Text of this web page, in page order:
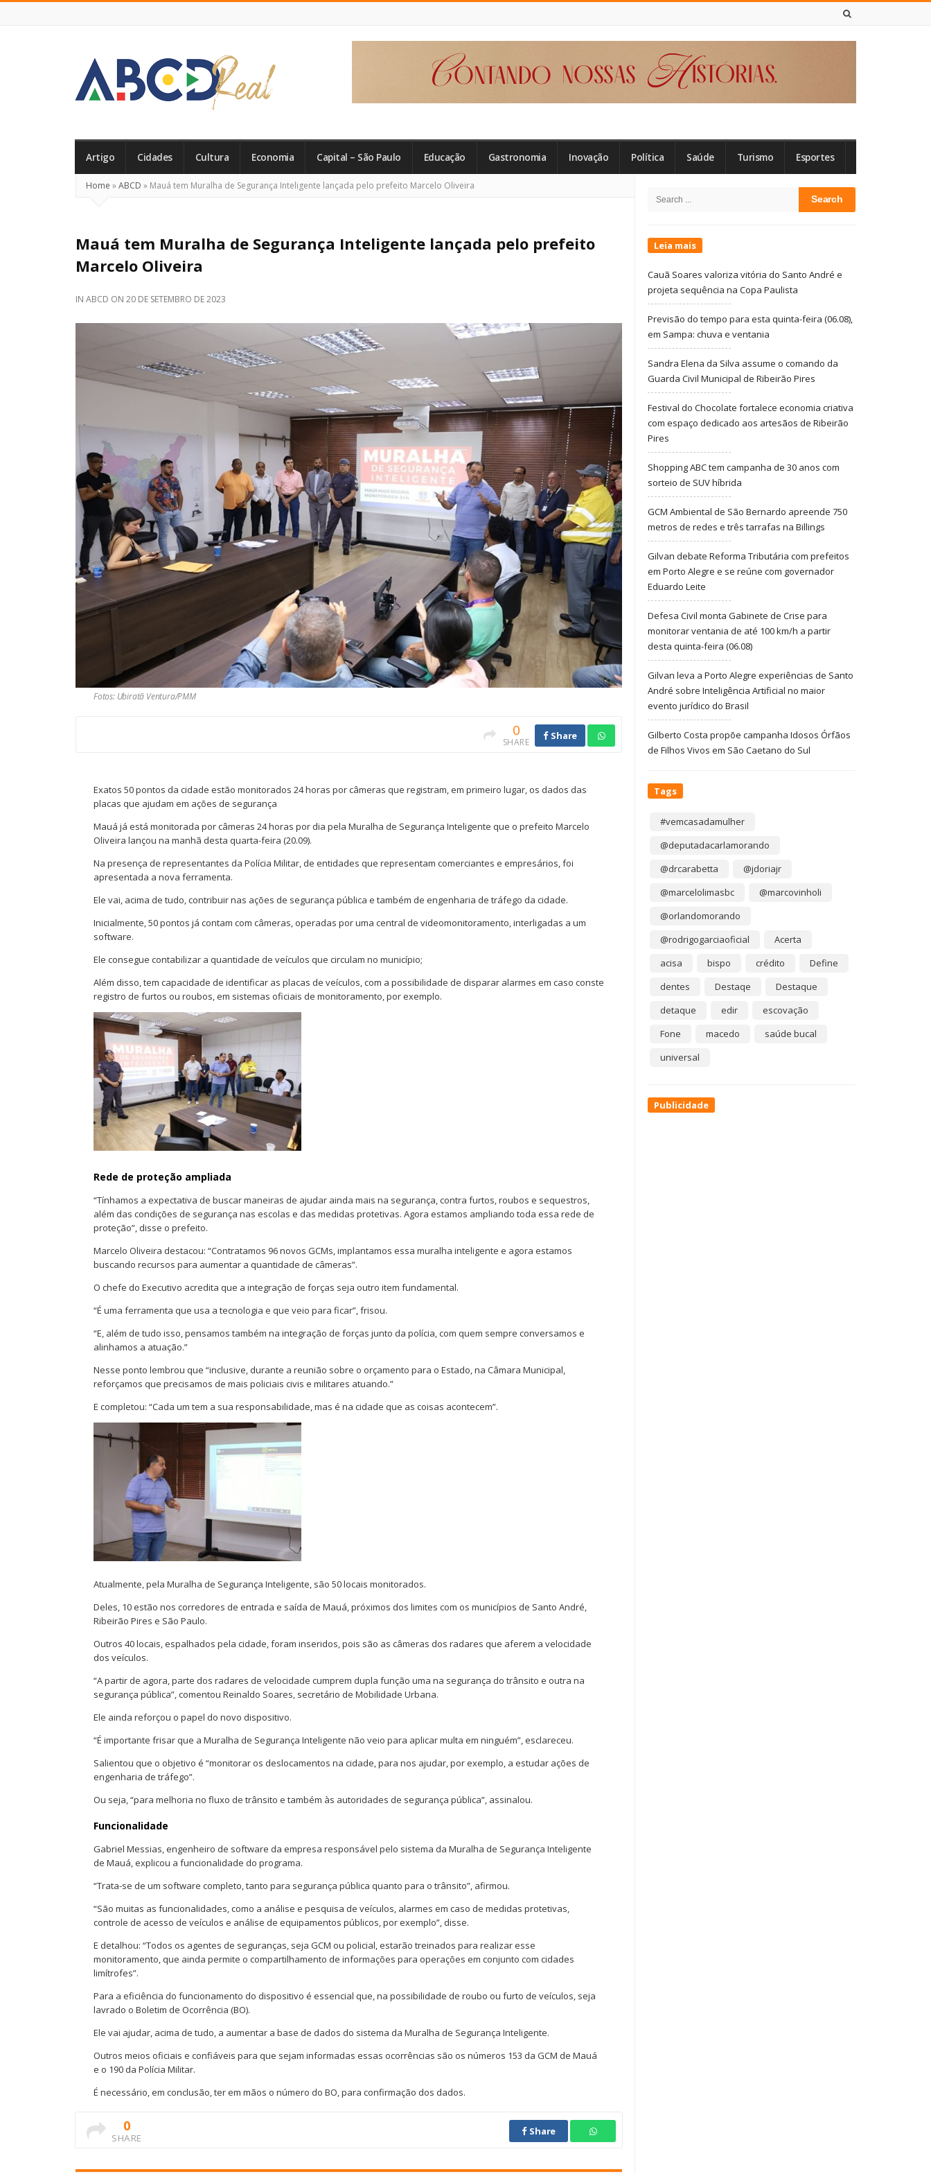
Real
Artigo Cidades Cultura Economia Capital – São Paulo Educação Gastronomia Inovação Política Saúde Turismo Esportes
Home »ABCD » Mauá tem Muralha de Segurança Inteligente lançada pelo prefeito Marcelo Oliveira
Mauá tem Muralha de Segurança Inteligente lançada pelo prefeito
Marcelo Oliveira
IN ABCD ON 20 DE SETEMBRO DE 2023
Fotos: Ubiratã Ventura/PMM
0
SHARE
Share
Exatos 50 pontos da cidade estão monitorados 24 horas por câmeras que registram, em primeiro lugar, os dados das
placas que ajudam em ações de segurança
Mauá já está monitorada por câmeras 24 horas por dia pela Muralha de Segurança Inteligente que o prefeito Marcelo
Oliveira lançou na manhã desta quarta-feira (20.09).
Na presença de representantes da Polícia Militar, de entidades que representam comerciantes e empresários, foi
apresentada a nova ferramenta.
Ele vai, acima de tudo, contribuir nas ações de segurança pública e também de engenharia de tráfego da cidade.
Inicialmente, 50 pontos já contam com câmeras, operadas por uma central de videomonitoramento, interligadas a um
software.
Ele consegue contabilizar a quantidade de veículos que circulam no município;
Além disso, tem capacidade de identificar as placas de veículos, com a possibilidade de disparar alarmes em caso conste
registro de furtos ou roubos, em sistemas oficiais de monitoramento, por exemplo.
Rede de proteção ampliada
“Tínhamos a expectativa de buscar maneiras de ajudar ainda mais na segurança, contra furtos, roubos e sequestros,
além das condições de segurança nas escolas e das medidas protetivas. Agora estamos ampliando toda essa rede de
proteção”, disse o prefeito.
Marcelo Oliveira destacou: “Contratamos 96 novos GCMs, implantamos essa muralha inteligente e agora estamos
buscando recursos para aumentar a quantidade de câmeras”.
O chefe do Executivo acredita que a integração de forças seja outro item fundamental.
“É uma ferramenta que usa a tecnologia e que veio para ficar”, frisou.
“E, além de tudo isso, pensamos também na integração de forças junto da polícia, com quem sempre conversamos e
alinhamos a atuação.”
Nesse ponto lembrou que “inclusive, durante a reunião sobre o orçamento para o Estado, na Câmara Municipal,
reforçamos que precisamos de mais policiais civis e militares atuando.”
E completou: “Cada um tem a sua responsabilidade, mas é na cidade que as coisas acontecem”.
Atualmente, pela Muralha de Segurança Inteligente, são 50 locais monitorados.
Deles, 10 estão nos corredores de entrada e saída de Mauá, próximos dos limites com os municípios de Santo André,
Ribeirão Pires e São Paulo.
Outros 40 locais, espalhados pela cidade, foram inseridos, pois são as câmeras dos radares que aferem a velocidade
dos veículos.
“A partir de agora, parte dos radares de velocidade cumprem dupla função uma na segurança do trânsito e outra na
segurança pública”, comentou Reinaldo Soares, secretário de Mobilidade Urbana.
Ele ainda reforçou o papel do novo dispositivo.
“É importante frisar que a Muralha de Segurança Inteligente não veio para aplicar multa em ninguém”, esclareceu.
Salientou que o objetivo é “monitorar os deslocamentos na cidade, para nos ajudar, por exemplo, a estudar ações de
engenharia de tráfego”.
Ou seja, “para melhoria no fluxo de trânsito e também às autoridades de segurança pública”, assinalou.
Funcionalidade
Gabriel Messias, engenheiro de software da empresa responsável pelo sistema da Muralha de Segurança Inteligente
de Mauá, explicou a funcionalidade do programa.
“Trata-se de um software completo, tanto para segurança pública quanto para o trânsito”, afirmou.
“São muitas as funcionalidades, como a análise e pesquisa de veículos, alarmes em caso de medidas protetivas,
controle de acesso de veículos e análise de equipamentos públicos, por exemplo”, disse.
E detalhou: “Todos os agentes de seguranças, seja GCM ou policial, estarão treinados para realizar esse
monitoramento, que ainda permite o compartilhamento de informações para operações em conjunto com cidades
limítrofes”.
Para a eficiência do funcionamento do dispositivo é essencial que, na possibilidade de roubo ou furto de veículos, seja
lavrado o Boletim de Ocorrência (BO).
Ele vai ajudar, acima de tudo, a aumentar a base de dados do sistema da Muralha de Segurança Inteligente.
Outros meios oficiais e confiáveis para que sejam informadas essas ocorrências são os números 153 da GCM de Mauá
e o 190 da Polícia Militar.
É necessário, em conclusão, ter em mãos o número do BO, para confirmação dos dados.
0
SHARE
Share
Sidebar
Search
Leia mais
Cauã Soares valoriza vitória do Santo André e
projeta sequência na Copa Paulista
Previsão do tempo para esta quinta-feira (06.08),
em Sampa: chuva e ventania
Sandra Elena da Silva assume o comando da
Guarda Civil Municipal de Ribeirão Pires
Festival do Chocolate fortalece economia criativa
com espaço dedicado aos artesãos de Ribeirão
Pires
Shopping ABC tem campanha de 30 anos com
sorteio de SUV híbrida
GCM Ambiental de São Bernardo apreende 750
metros de redes e três tarrafas na Billings
Gilvan debate Reforma Tributária com prefeitos
em Porto Alegre e se reúne com governador
Eduardo Leite
Defesa Civil monta Gabinete de Crise para
monitorar ventania de até 100 km/h a partir
desta quinta-feira (06.08)
Gilvan leva a Porto Alegre experiências de Santo
André sobre Inteligência Artificial no maior
evento jurídico do Brasil
Gilberto Costa propõe campanha Idosos Órfãos
de Filhos Vivos em São Caetano do Sul
Tags
#vemcasadamulher
@deputadacarlamorando
@drcarabetta
@jdoriajr
@marcelolimasbc
@marcovinholi
@orlandomorando
@rodrigogarciaoficial
Acerta
acisa
bispo crédito
Define
dentes
Destaqe
Destaque
detaque
edir
escovação
Fone
macedo
saúde bucal
universal
Publicidade